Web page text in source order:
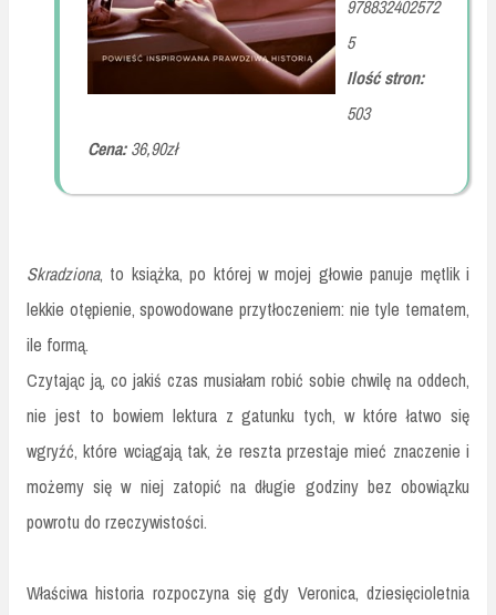
978832402572
5
Ilość stron:
503
Cena:36,90zł
Skradziona, to książka, po której w mojej głowie panuje mętlik i
lekkie otępienie, spowodowane przytłoczeniem: nie tyle tematem,
ile formą.
Czytając ją, co jakiś czas musiałam robić sobie chwilę na oddech,
nie jest to bowiem lektura z gatunku tych, w które łatwo się
wgryźć, które wciągają tak, że reszta przestaje mieć znaczenie i
możemy się w niej zatopić na długie godziny bez obowiązku
powrotu do rzeczywistości.
Właściwa historia rozpoczyna się gdy Veronica, dziesięcioletnia